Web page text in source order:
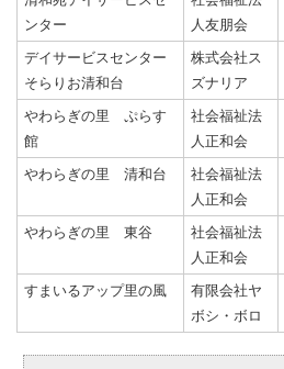
ンター
人友朋会
デイサービスセンター
そらりお清和台
株式会社ス
ズナリア
やわらぎの里 ぷらす
館
社会福祉法
人正和会
やわらぎの里 清和台
社会福祉法
人正和会
やわらぎの里 東谷
社会福祉法
人正和会
すまいるアップ里の風
有限会社ヤ
ボシ・ボロ